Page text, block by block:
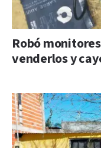
Robó
venderlos y